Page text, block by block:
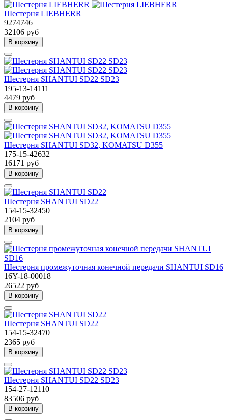
Шестерня LIEBHERR
9274746
32106 руб
В корзину
Шестерня SHANTUI SD22 SD23
195-13-14111
4479 руб
В корзину
Шестерня SHANTUI SD32, KOMATSU D355
175-15-42632
16171 руб
В корзину
Шестерня SHANTUI SD22
154-15-32450
2104 руб
В корзину
Шестерня промежуточная конечной передачи SHANTUI SD16
16Y-18-00018
26522 руб
В корзину
Шестерня SHANTUI SD22
154-15-32470
2365 руб
В корзину
Шестерня SHANTUI SD22 SD23
154-27-12110
83506 руб
В корзину